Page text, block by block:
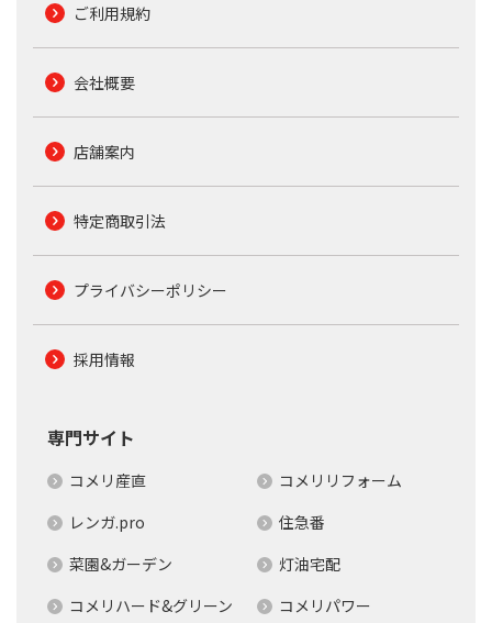
ご利用規約
会社概要
店舗案内
特定商取引法
プライバシーポリシー
採用情報
専門サイト
コメリ産直
コメリリフォーム
レンガ.pro
住急番
菜園&ガーデン
灯油宅配
コメリハード&グリーン
コメリパワー